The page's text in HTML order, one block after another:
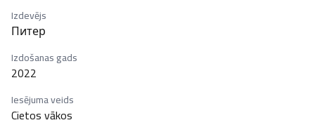
Izdevējs
Питер
Izdošanas gads
2022
Iesējuma veids
Cietos vākos